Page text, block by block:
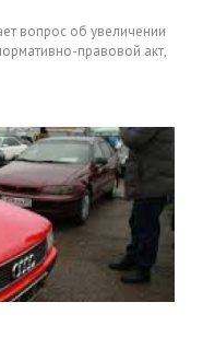
вопрос об увеличении
правовой акт,